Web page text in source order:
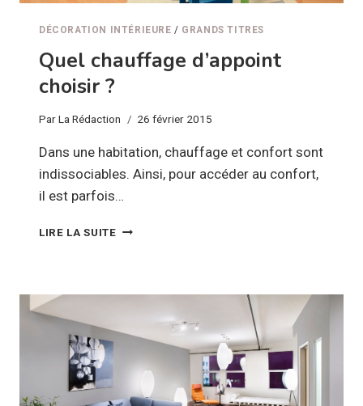
DÉCORATION INTÉRIEURE / GRANDS TITRES
Quel chauffage d’appoint
choisir ?
ParLa Rédaction 26 février 2015
Dans une habitation, chauffage et confort sont
indissociables. Ainsi, pour accéder au confort,
il est parfois…
LIRE LA SUITEQUEL
?